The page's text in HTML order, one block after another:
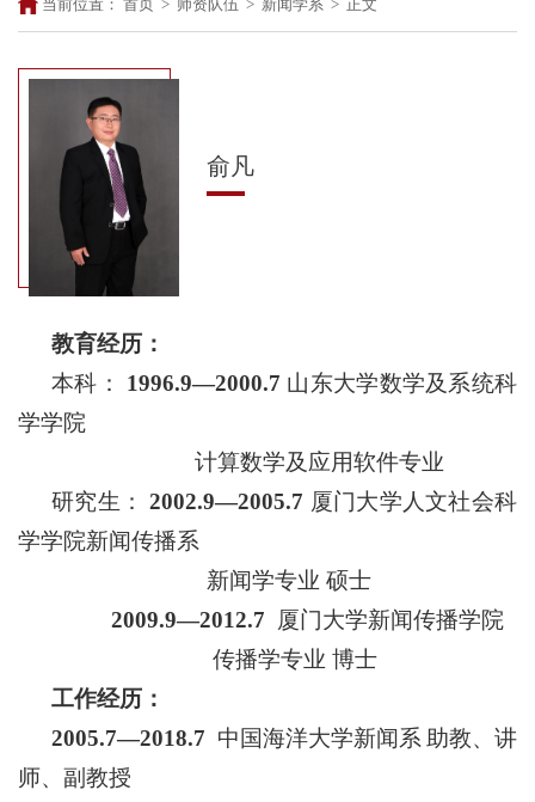
当前位置： 首页 > 师资队伍 > 新闻学系 > 正文
俞凡
教育经历：
本科： 1996.9—2000.7 山东大学数学及系统科
学学院
计算数学及应用软件专业
研究生：2002.9—2005.7 厦门大学人文社会科
学学院新闻传播系
新闻学专业 硕士
2009.9—2012.7 厦门大学新闻传播学院
传播学专业 博士
工作经历：
2005.7—2018.7 中国海洋大学新闻系 助教、讲
师、副教授